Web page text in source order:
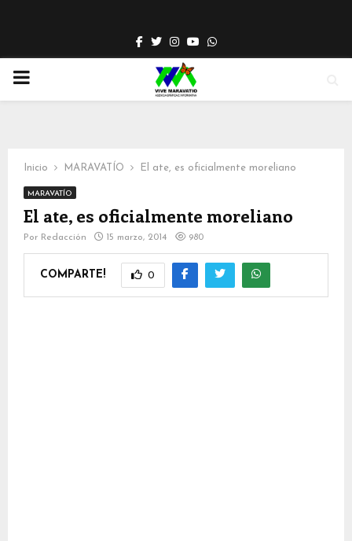
Facebook
TwitterInstagram
YoutubeWhatsapp
PRIMARY
Inicio MARAVATÍO El ate, es oficialmente moreliano
MARAVATÍO
El ate, es oficialmente moreliano
Por Redacción 15 marzo, 2014 980
COMPARTE! 0